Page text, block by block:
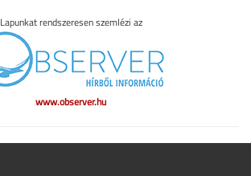
Lapunkat rendszeresen szemlézi az
www.observer.hu